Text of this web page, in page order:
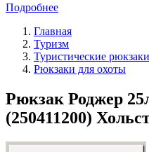
Подробнее
Главная
Туризм
Туристические рюкзаки
Рюкзаки для охоты
Рюкзак Роджер
(250411200)